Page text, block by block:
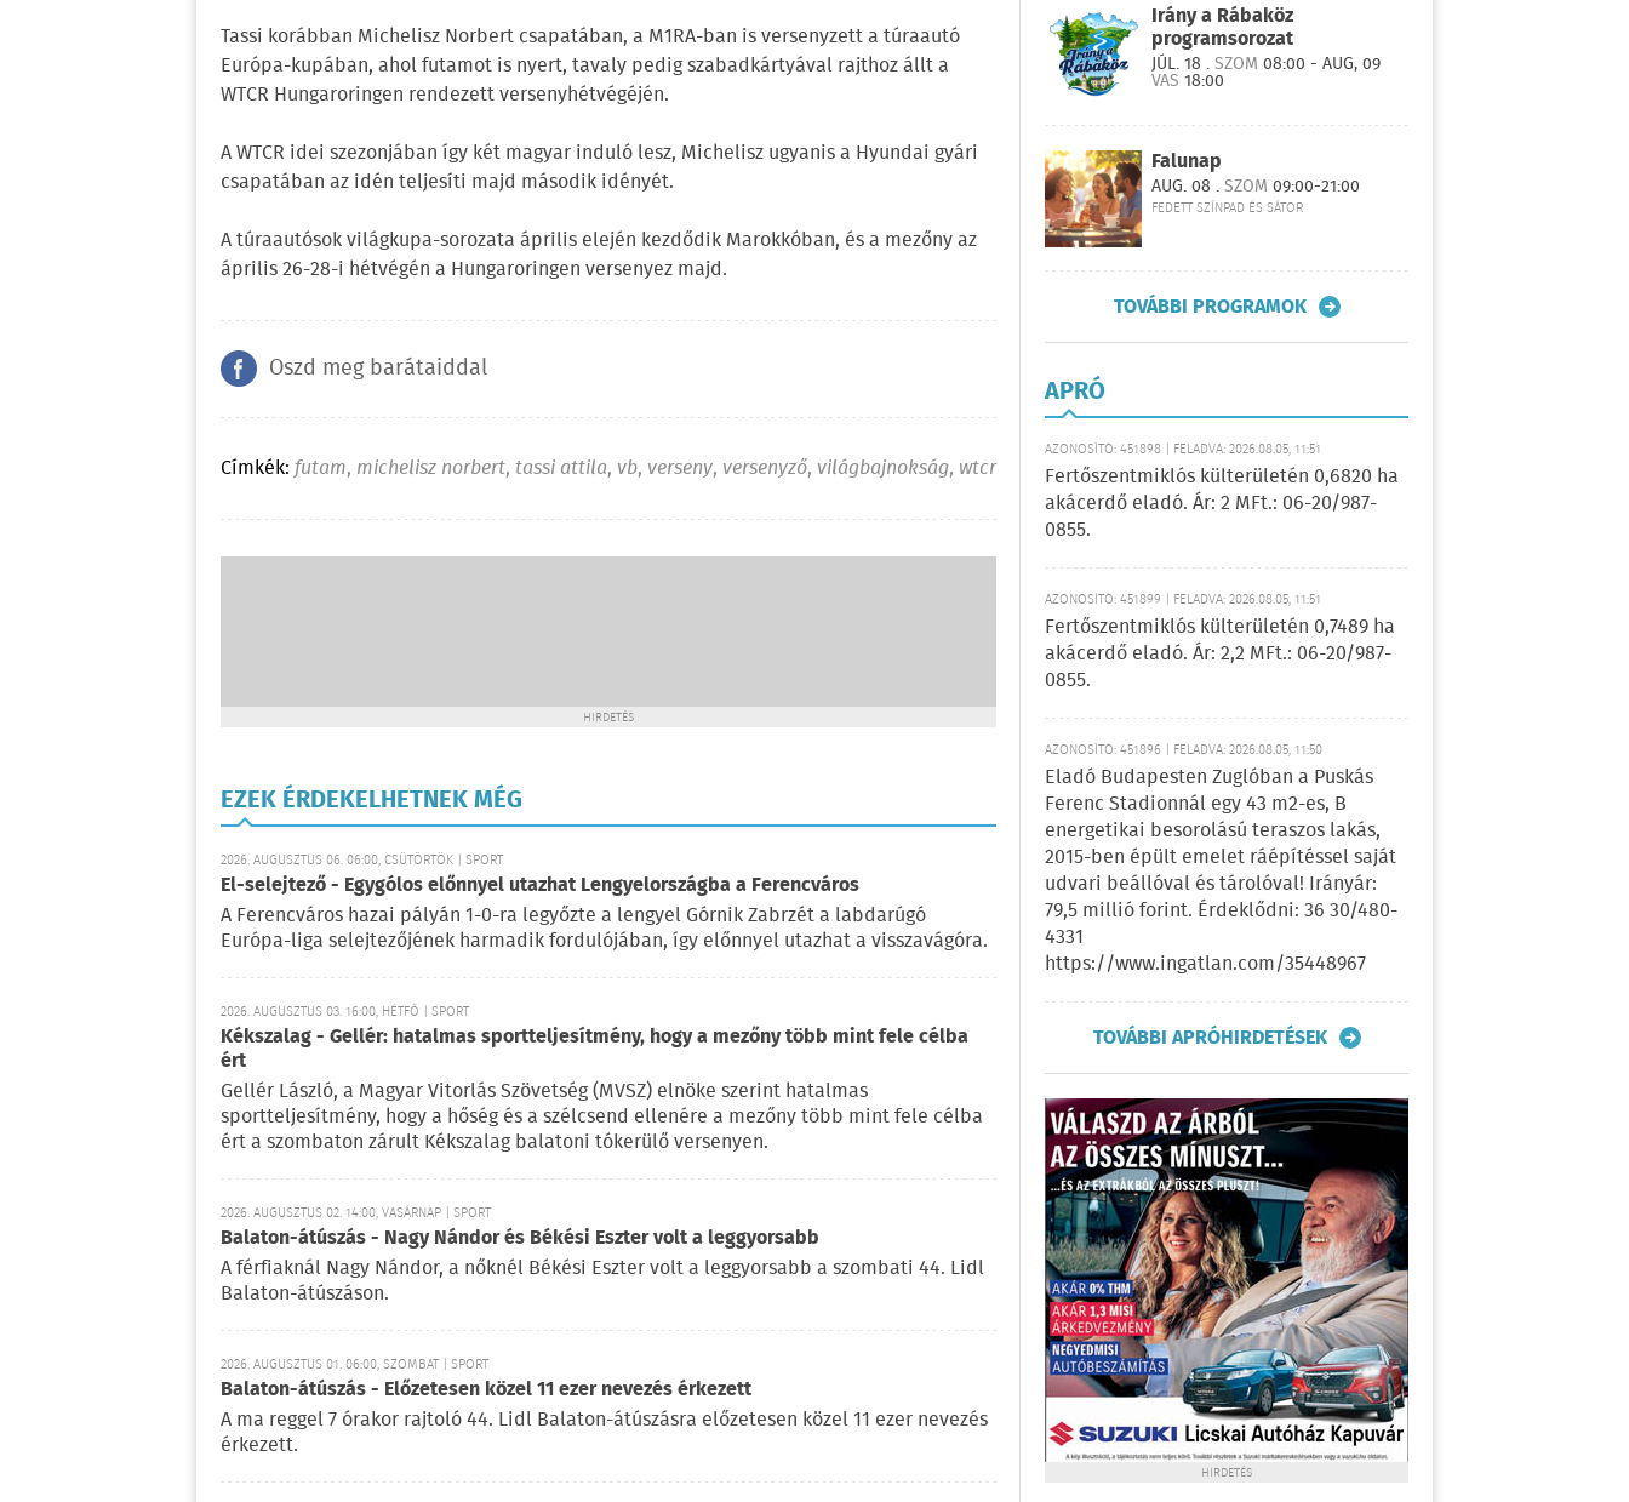
Tassi korábban Michelisz Norbert csapatában, a M1RA-ban is versenyzett a túraautó
Európa-kupában, ahol futamot is nyert, tavaly pedig szabadkártyával rajthoz állt a
WTCR Hungaroringen rendezett versenyhétvégéjén.
A WTCR idei szezonjában így két magyar induló lesz, Michelisz ugyanis a Hyundai gyári
csapatában az idén teljesíti majd második idényét.
A túraautósok világkupa-sorozata április elején kezdődik Marokkóban, és a mezőny az
április 26-28-i hétvégén a Hungaroringen versenyez majd.
Oszd meg barátaiddal
Címkék: futam, michelisz norbert, tassi attila, vb, verseny, versenyző, világbajnokság, wtcr
HIRDETÉS
EZEK ÉRDEKELHETNEK MÉG
2026. AUGUSZTUS 06. 06:00, CSÜTÖRTÖK | SPORT
El-selejtező - Egygólos előnnyel utazhat Lengyelországba a Ferencváros
A Ferencváros hazai pályán 1-0-ra legyőzte a lengyel Górnik Zabrzét a labdarúgó
Európa-liga selejtezőjének harmadik fordulójában, így előnnyel utazhat a visszavágóra.
2026. AUGUSZTUS 03. 16:00, HÉTFŐ | SPORT
Kékszalag - Gellér: hatalmas sportteljesítmény, hogy a mezőny több mint fele célba
ért
Gellér László, a Magyar Vitorlás Szövetség (MVSZ) elnöke szerint hatalmas
sportteljesítmény, hogy a hőség és a szélcsend ellenére a mezőny több mint fele célba
ért a szombaton zárult Kékszalag balatoni tókerülő versenyen.
2026. AUGUSZTUS 02. 14:00, VASÁRNAP | SPORT
Balaton-átúszás - Nagy Nándor és Békési Eszter volt a leggyorsabb
A férfiaknál Nagy Nándor, a nőknél Békési Eszter volt a leggyorsabb a szombati 44. Lidl
Balaton-átúszáson.
2026. AUGUSZTUS 01. 06:00, SZOMBAT | SPORT
Balaton-átúszás - Előzetesen közel 11 ezer nevezés érkezett
A ma reggel 7 órakor rajtoló 44. Lidl Balaton-átúszásra előzetesen közel 11 ezer nevezés
érkezett.
Irány a Rábaköz
programsorozat
JÚL. 18 .SZOM 08:00 - AUG, 09
VAS 18:00
Falunap
AUG. 08 .SZOM 09:00-21:00
FEDETT SZÍNPAD ÉS SÁTOR
TOVÁBBI PROGRAMOK
APRÓ
AZONOSÍTÓ: 451898 | FELADVA: 2026.08.05, 11:51
Fertőszentmiklós külterületén 0,6820 ha
akácerdő eladó. Ár: 2 MFt.: 06-20/987-
0855.
AZONOSÍTÓ: 451899 | FELADVA: 2026.08.05, 11:51
Fertőszentmiklós külterületén 0,7489 ha
akácerdő eladó. Ár: 2,2 MFt.: 06-20/987-
0855.
AZONOSÍTÓ: 451896 | FELADVA: 2026.08.05, 11:50
Eladó Budapesten Zuglóban a Puskás
Ferenc Stadionnál egy 43 m2-es, B
energetikai besorolású teraszos lakás,
2015-ben épült emelet ráépítéssel saját
udvari beállóval és tárolóval! Irányár:
79,5 millió forint. Érdeklődni: 36 30/480-
4331
https://www.ingatlan.com/35448967
TOVÁBBI APRÓHIRDETÉSEK
HIRDETÉS